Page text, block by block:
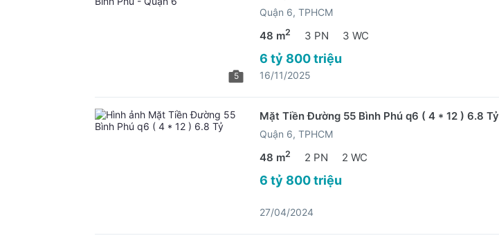
5
Quận 6, TPHCM
48 m2 3 PN 3 WC
6 tỷ 800 triệu
16/11/2025
Mặt Tiền Đường 55 Bình Phú q6 ( 4 * 12 ) 6.8 Tỷ
Quận 6, TPHCM
48 m2 2 PN 2 WC
6 tỷ 800 triệu
27/04/2024